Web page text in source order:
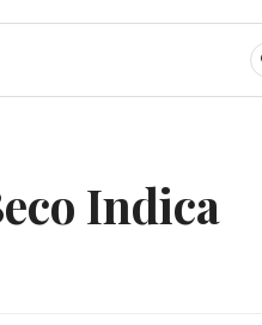
Indica